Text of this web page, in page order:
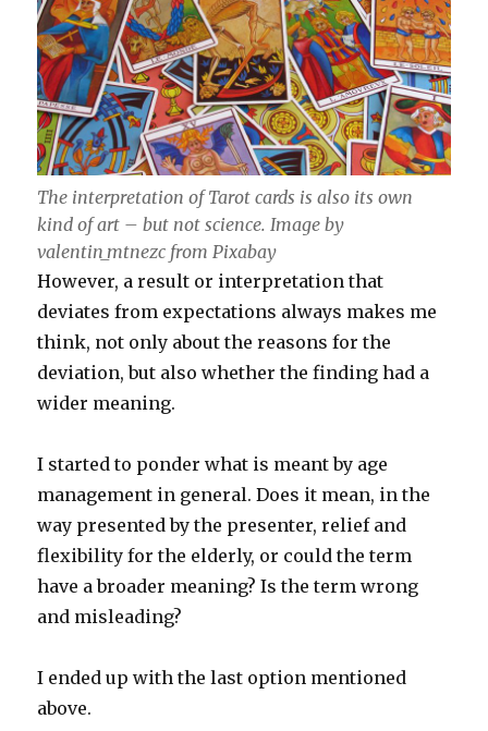
The interpretation of Tarot cards is also its own
kind of art – but not science. Image by
valentin_mtnezc from Pixabay
However, a result or interpretation that
deviates from expectations always makes me
think, not only about the reasons for the
deviation, but also whether the finding had a
wider meaning.
I started to ponder what is meant by age
management in general. Does it mean, in the
way presented by the presenter, relief and
flexibility for the elderly, or could the term
have a broader meaning? Is the term wrong
and misleading?
I ended up with the last option mentioned
above.